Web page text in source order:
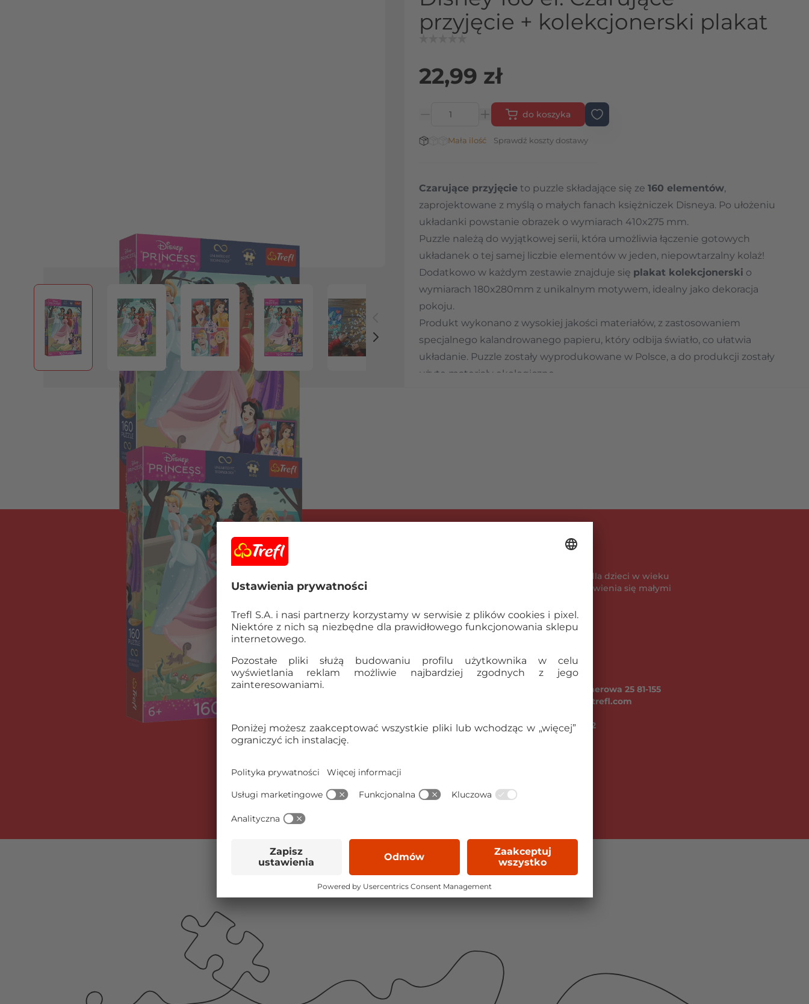
View larger imageView larger imageView larger imageView larger imageView larger image
przyjęcie + kolekcjonerski plakat
22,99 zł
do koszyka
Stan magazynowy:
Mała ilość Sprawdź koszty dostawy
Czarujące przyjęcie to puzzle składające się ze 160 elementów,
zaprojektowane z myślą o małych fanach księżniczek Disneya. Po ułożeniu
układanki powstanie obrazek o wymiarach 410x275 mm.
Puzzle należą do wyjątkowej serii, która umożliwia łączenie gotowych
układanek o tej samej liczbie elementów w jeden, niepowtarzalny kolaż!
Dodatkowo w każdym zestawie znajduje się plakat kolekcjonerski o
wymiarach 180x280mm z unikalnym motywem, idealny jako dekoracja
pokoju.
Produkt wykonano z wysokiej jakości materiałów, z zastosowaniem
specjalnego kalandrowanego papieru, który odbija światło, co ułatwia
układanie. Puzzle zostały wyprodukowane w Polsce, a do produkcji zostały
użyte materiały ekologiczne.
OSTRZEŻENIE! Nieodpowiednie dla dzieci w wieku
poniżej 3 lat. Istnieje ryzyko zadławienia się małymi
Szczegółowe dane
EAN:5900511154382
Kod produktu:15438
TREFL SA ul. Kontenerowa 25 81-155
Gdynia, Polska, trefl@trefl.com, www.trefl.com
Waga opakowania zbiorczego (kg):
0.32
5900511154382